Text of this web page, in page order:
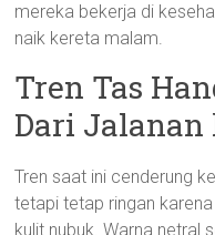
mereka bekerja di
naik kereta malam.
Tren Tas
Dari
Tren saat ini cenderung
tetapi tetap ringan
kulit nubuk. Warna netral